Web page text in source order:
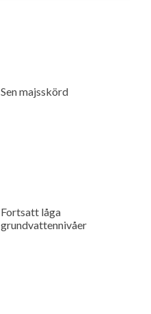
Sen majsskörd
Fortsatt låga
grundvattennivåer